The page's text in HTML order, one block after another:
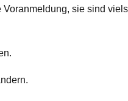
sie sind